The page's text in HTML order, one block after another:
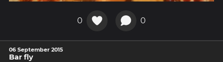
0 0
06 September 2015
Bar fly